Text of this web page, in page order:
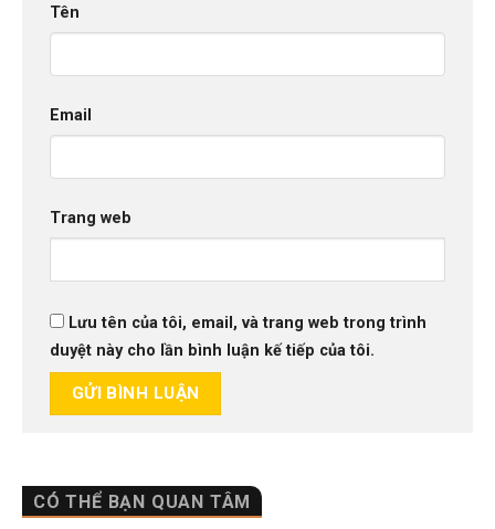
CÓ THỂ BẠN QUAN TÂM
Tên
Email
Trang web
Lưu tên của tôi, email, và trang web trong trình
duyệt này cho lần bình luận kế tiếp của tôi.